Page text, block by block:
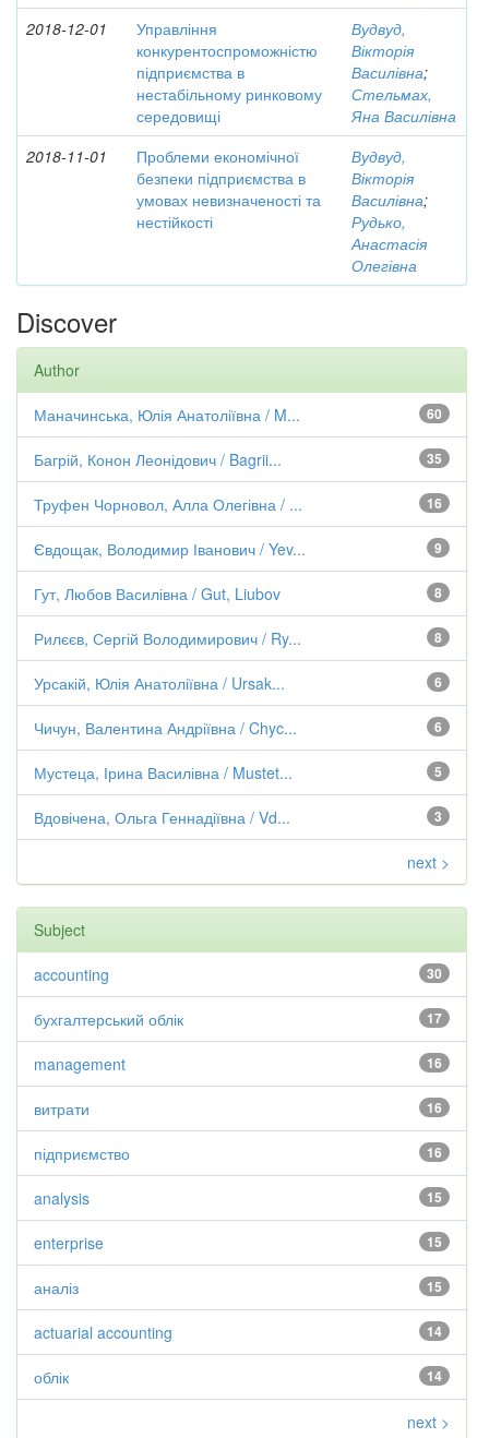
2018-12-01
Управління
конкурентоспроможністю
підприємства в
нестабільному ринковому
середовищі
Вудвуд,
Вікторія
Василівна;
Стельмах,
Яна Василівна
2018-11-01
Проблеми економічної
безпеки підприємства в
умовах невизначеності та
нестійкості
Вудвуд,
Вікторія
Василівна;
Рудько,
Анастасія
Олегівна
Discover
Author
60
Маначинська, Юлія Анатоліївна / M...
35
Багрій, Конон Леонідович / Bagrii...
16
Труфен Чорновол, Алла Олегівна / ...
9
Євдощак, Володимир Іванович / Yev...
8
Гут, Любов Василівна / Gut, Liubov
8
Рилєєв, Сергій Володимирович / Ry...
6
Урсакій, Юлія Анатоліївна / Ursak...
6
Чичун, Валентина Андріївна / Chyc...
5
Мустеца, Ірина Василівна / Mustet...
3
Вдовічена, Ольга Геннадіївна / Vd...
next >
Subject
30
accounting
17
бухгалтерський облік
16
management
16
витрати
16
підприємство
15
analysis
15
enterprise
15
аналіз
14
actuarial accounting
14
облік
next >